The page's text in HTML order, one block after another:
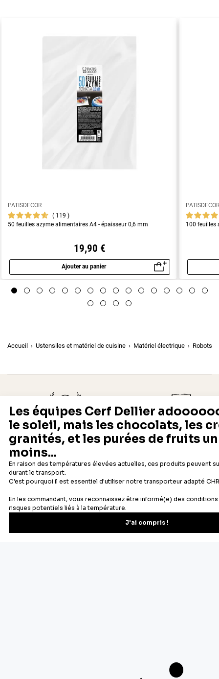
PATISDECOR
119
50 feuilles azyme alimentaires A4 - épaisseur 0,6 mm
19,90 €
Ajouter au panier
Aperçu rapide
100 feuilles
Accueil Ustensiles et matériel de cuisine Matériel électrique Robots
Depuis 1932
Fabricant français reconnu
Livraison rapide 24/48h
Offerte dès 69 € en point
Newsletter
Recevez les recettes, astuces et offres spéciales.